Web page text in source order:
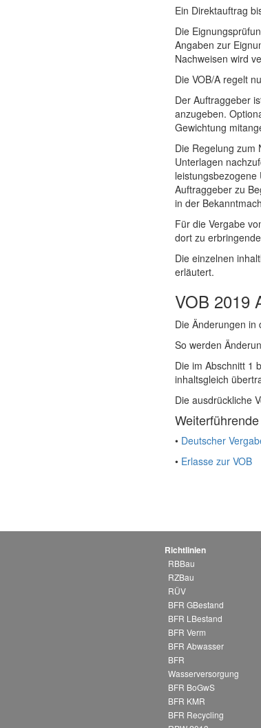
Ein Direktauftrag
Die
Angaben zur
Nachweisen wird
Die VOB/A regelt
Der Auftraggeber
anzugeben.
Gewichtung
Die Regelung zum
Unterlagen
Auftraggeber zu
in der
Für die Vergabe
dort zu
Die einzelnen
erläutert.
VOB 2019
Die Änderungen in
So werden
Die im Abschnitt 1
inhaltsgleich
Die ausdrückliche
• Deutscher
• Erlasse zur VOB
Richtlinien
RBBau
RZBau
RÜV
BFR GBestand
BFR LBestand
BFR Verm
BFR Abwasser
BFR
Wasserversorgung
BFR BoGwS
BFR KMR
BFR Recycling